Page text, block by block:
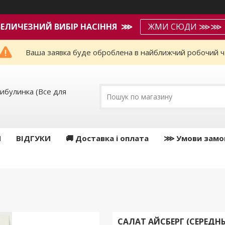
ВИБІР НАСІННЯ ⋙ ЖМИ СЮДИ ⋙⋙
Ваша заявка буде оброблена в найближчий робочий
(Все для
ВІДГУКИ 🚚 Доставка і оплата ⋙ Умови
САЛАТ АЙСБЕРГ